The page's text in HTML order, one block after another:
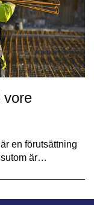
vore
en förutsättning
är…